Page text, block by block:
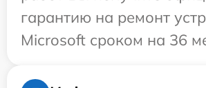
гарантию на ремонт
Microsoft сроком на 36